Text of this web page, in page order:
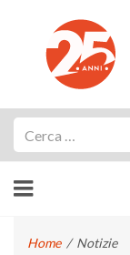
Home / Notizie